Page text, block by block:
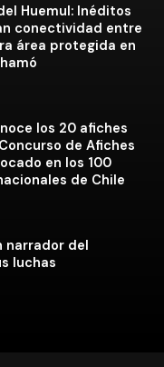
Huemul: Inéditos
conectividad entre
área protegida en
los 20 afiches
de Afiches
en los 100
de Chile
narrador del
luchas